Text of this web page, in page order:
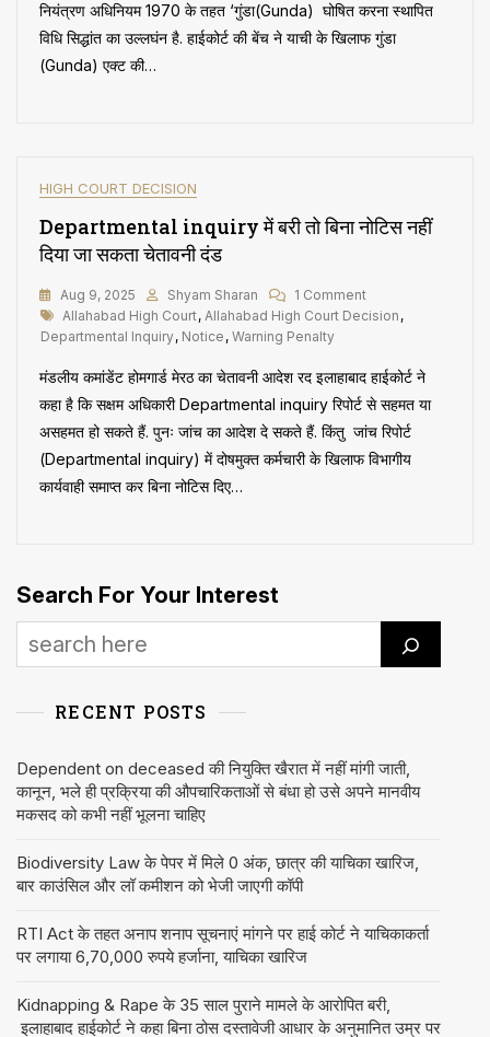
की
नोटिस
नियंत्रण अधिनियम 1970 के तहत ‘गुंडा(Gunda) घोषित करना स्थापित
विधि सिद्धांत का उल्लघंन है. हाईकोर्ट की बेंच ने याची के खिलाफ गुंडा
(Gunda) एक्ट की…
HIGH COURT DECISION
Departmental inquiry में बरी तो बिना नोटिस नहीं ​
दिया जा सकता चेतावनी दंड
Aug 9, 2025 Shyam Sharan 1 CommentOn
Departmental
बरी
तो
नोटिस
नहीं
Tags
Allahabad High Court, Allahabad High Court Decision ,
Departmental Inquiry, Notice , Warning Penalty
मंडलीय कमांडेंट होमगार्ड मेरठ का चेतावनी आदेश रद इलाहाबाद हाईकोर्ट ने
कहा है कि सक्षम अधिकारी Departmental inquiry रिपोर्ट से सहमत या
असहमत हो सकते हैं. पुनः जांच का आदेश दे सकते हैं. किंतु जांच रिपोर्ट
(Departmental inquiry) में दोषमुक्त कर्मचारी के खिलाफ विभागीय
कार्यवाही समाप्त कर बिना नोटिस दिए…
Search For Your Interest
RECENT POSTS
Dependent on deceased की नियुक्ति खैरात में नहीं मांगी जाती,
कानून, भले ही प्रक्रिया की औपचारिकताओं से बंधा हो उसे अपने मानवीय
मकसद को कभी नहीं भूलना चाहिए
Biodiversity Law के पेपर में मिले 0 अंक, छात्र की याचिका खारिज,
बार काउंसिल और लॉ कमीशन को भेजी जाएगी कॉपी
RTI Act के तहत अनाप शनाप सूचनाएं मांगने पर हाई कोर्ट ने याचिकाकर्ता
पर लगाया 6,70,000 रुपये हर्जाना, याचिका खारिज
Kidnapping & Rape के 35 साल पुराने मामले के आरोपित बरी,
इलाहाबाद हाईकोर्ट ने कहा बिना ठोस दस्तावेजी आधार के अनुमानित उम्र पर